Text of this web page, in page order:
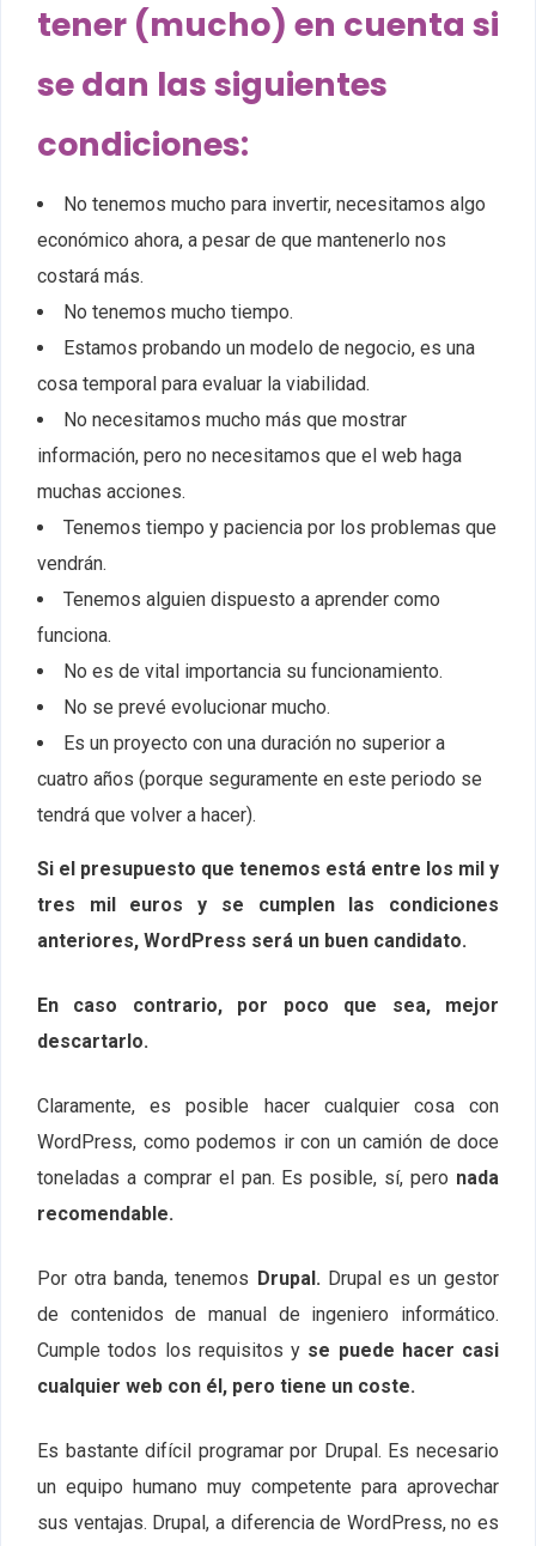
tener (mucho) en cuenta si
se dan las siguientes
condiciones:
No tenemos mucho para invertir, necesitamos algo
económico ahora, a pesar de que mantenerlo nos
costará más.
No tenemos mucho tiempo.
Estamos probando un modelo de negocio, es una
cosa temporal para evaluar la viabilidad.
No necesitamos mucho más que mostrar
información, pero no necesitamos que el web haga
muchas acciones.
Tenemos tiempo y paciencia por los problemas que
vendrán.
Tenemos alguien dispuesto a aprender como
funciona.
No es de vital importancia su funcionamiento.
No se prevé evolucionar mucho.
Es un proyecto con una duración no superior a
cuatro años (porque seguramente en este periodo se
tendrá que volver a hacer).
Si el presupuesto que tenemos está entre los mil y
tres mil euros y se cumplen las condiciones
anteriores, WordPress será un buen candidato.
En caso contrario, por poco que sea, mejor
descartarlo.
Claramente, es posible hacer cualquier cosa con
WordPress, como podemos ir con un camión de doce
toneladas a comprar el pan. Es posible, sí, pero nada
recomendable.
Por otra banda, tenemos Drupal. Drupal es un gestor
de contenidos de manual de ingeniero informático.
Cumple todos los requisitos y se puede hacer casi
cualquier web con él, pero tiene un coste.
Es bastante difícil programar por Drupal. Es necesario
un equipo humano muy competente para aprovechar
sus ventajas. Drupal, a diferencia de WordPress, no es